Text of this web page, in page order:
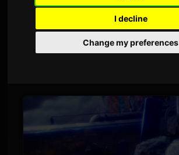
I decline
Change my preferences
PLAVEاولین تور جهانی خود را در
سپتامبر 2026 آغاز خواهد کرد. 'تور جهانی PLAVE